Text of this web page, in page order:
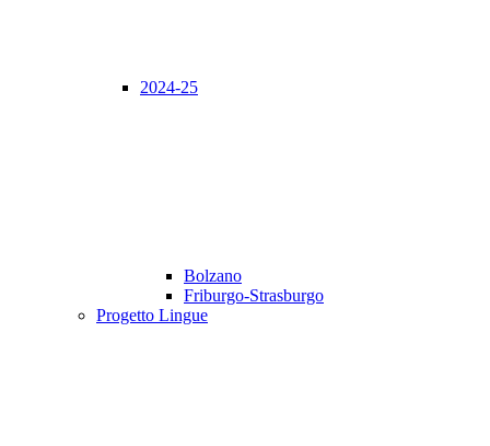
2024-25
Bolzano
Friburgo-Strasburgo
Progetto Lingue